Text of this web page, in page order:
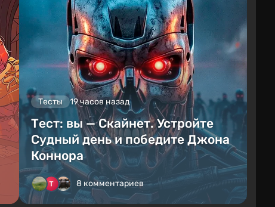
Тесты 19 часов назад
Тест: вы — Скайнет. Устройте
Судный день и победите Джона
Коннора
8 комментариев